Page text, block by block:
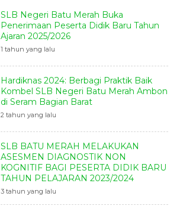
SLB Negeri Batu Merah Buka
Penerimaan Peserta Didik Baru Tahun
Ajaran 2025/2026
1 tahun yang lalu
Hardiknas 2024: Berbagi Praktik Baik
Kombel SLB Negeri Batu Merah Ambon
di Seram Bagian Barat
2 tahun yang lalu
SLB BATU MERAH MELAKUKAN
ASESMEN DIAGNOSTIK NON
KOGNITIF BAGI PESERTA DIDIK BARU
TAHUN PELAJARAN 2023/2024
3 tahun yang lalu